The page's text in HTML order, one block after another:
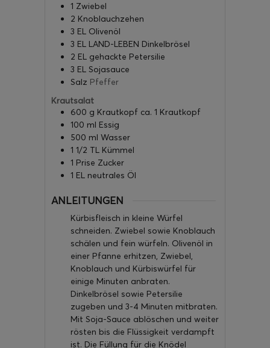
1 Zwiebel
2 Knoblauchzehen
3 EL Olivenöl
3 EL LAND-LEBEN Dinkelbrösel
2 EL gehackte Petersilie
3 EL Sojasauce
Salz Pfeffer
Krautsalat
600 g Krautkopf ca. 1 Krautkopf
100 ml Essig
500 ml Wasser
1 1/2 TL Kümmel
1 Prise Zucker
1 EL neutrales Öl
ANLEITUNGEN
Kürbisfleisch in kleine Würfel
schneiden. Zwiebel sowie Knoblauch
schälen und fein würfeln. Olivenöl in
einer Pfanne erhitzen, Zwiebel,
Knoblauch und Kürbiswürfel für
einige Minuten anbraten.
Dinkelbrösel sowie Petersilie
zugeben und 3-4 Minuten mitbraten.
Mit Soja-Sauce ablöschen und weiter
rösten bis die Flüssigkeit verdampft
ist. Die Füllung für die Knödel